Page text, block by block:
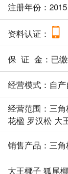
注册年份：2015
资料认证：
保 证 金：已
经营模式：自
经营范围：三
花楹 罗汉松 大
销售产品：三
大王椰子 狐尾